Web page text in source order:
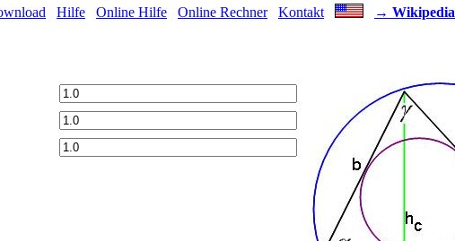
Hilfe Online Hilfe Online Rechner Kontakt → Wikipedia